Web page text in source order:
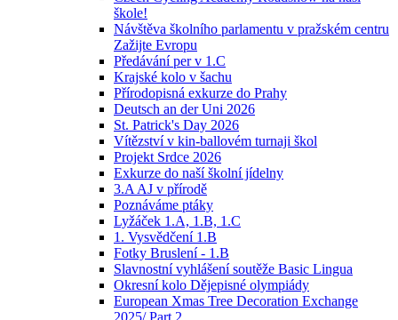
škole!
Návštěva školního parlamentu v pražském centru
Zažijte Evropu
Předávání per v 1.C
Krajské kolo v šachu
Přírodopisná exkurze do Prahy
Deutsch an der Uni 2026
St. Patrick's Day 2026
Vítězství v kin-ballovém turnaji škol
Projekt Srdce 2026
Exkurze do naší školní jídelny
3.A AJ v přírodě
Poznáváme ptáky
Lyžáček 1.A, 1.B, 1.C
1. Vysvědčení 1.B
Fotky Bruslení - 1.B
Slavnostní vyhlášení soutěže Basic Lingua
Okresní kolo Dějepisné olympiády
European Xmas Tree Decoration Exchange